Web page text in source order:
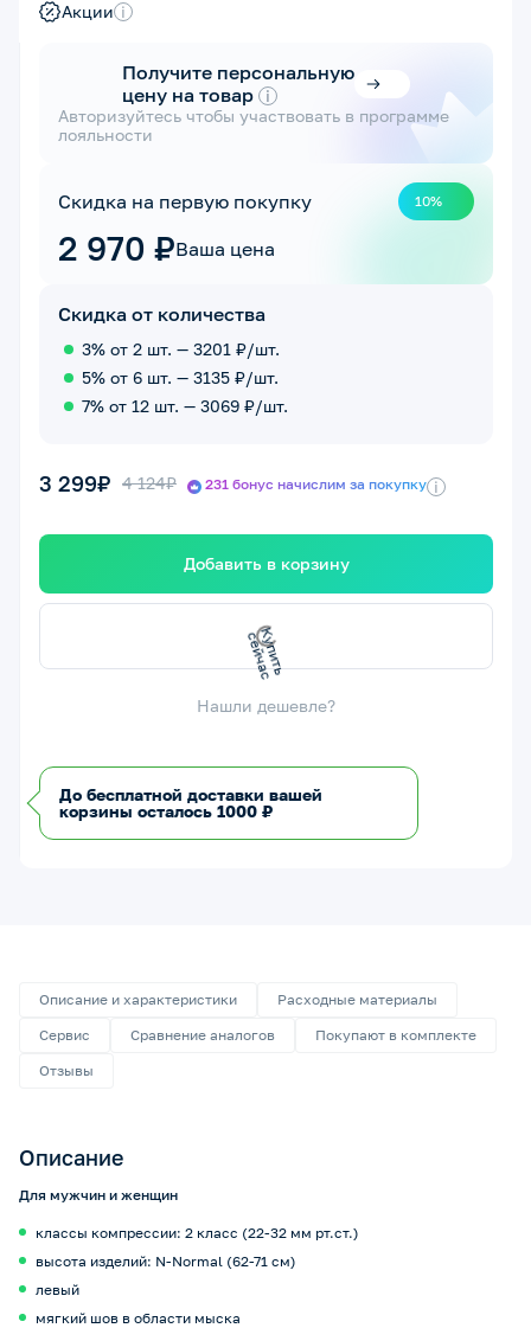
Акции i
Получите персональную
цену на товар i
Авторизуйтесь чтобы участвовать в программе
лояльности
Скидка на первую покупку 10%
2 970 ₽Ваша цена
Скидка от количества
3% от 2 шт. — 3201 ₽/шт.
5% от 6 шт. — 3135 ₽/шт.
7% от 12 шт. — 3069 ₽/шт.
3 299₽ 4 124₽ 231 бонус начислим за покупку i
Добавить в корзину
К
у
п
и
т
ь
с
е
й
ч
ас
Нашли дешевле?
До бесплатной доставки вашей
корзины осталось 1000 ₽
Описание и характеристики
Расходные материалы
Сервис
Сравнение аналогов
Покупают в комплекте
Отзывы
Описание
Для мужчин и женщин
классы компрессии: 2 класс (22-32 мм рт.ст.)
высота изделий: N-Normal (62-71 cм)
левый
мягкий шов в области мыска